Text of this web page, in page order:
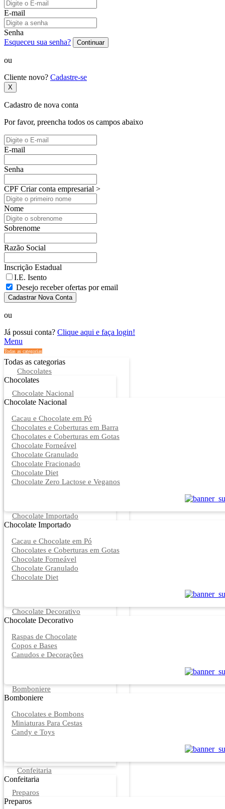
E-mail
Senha
Esqueceu sua senha?
Continuar
ou
Cliente novo? Cadastre-se
X
Cadastro de nova conta
Por favor, preencha todos os campos abaixo
E-mail
Senha
CPF Criar conta empresarial >
Nome
Sobrenome
Razão Social
Inscrição Estadual
I.E. Isento
Desejo receber ofertas por email
Cadastrar Nova Conta
ou
Já possui conta? Clique aqui e faça login!
Menu
Todas as categorias
Todas as categorias
Chocolates
Chocolates
Chocolate Nacional
Chocolate Nacional
Cacau e Chocolate em Pó
Chocolates e Coberturas em Barra
Chocolates e Coberturas em Gotas
Chocolate Forneável
Chocolate Granulado
Chocolate Fracionado
Chocolate Diet
Chocolate Zero Lactose e Veganos
Chocolate Importado
Chocolate Importado
Cacau e Chocolate em Pó
Chocolates e Coberturas em Gotas
Chocolate Forneável
Chocolate Granulado
Chocolate Diet
Chocolate Decorativo
Chocolate Decorativo
Raspas de Chocolate
Copos e Bases
Canudos e Decorações
Bomboniere
Bomboniere
Chocolates e Bombons
Miniaturas Para Cestas
Candy e Toys
Confeitaria
Confeitaria
Preparos
Preparos